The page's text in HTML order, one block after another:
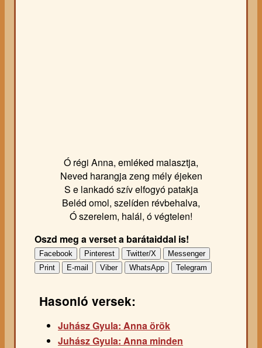
Ó régi Anna, emléked malasztja,
Neved harangja zeng mély éjeken
S e lankadó szív elfogyó patakja
Beléd omol, szelíden révbehalva,
Ó szerelem, halál, ó végtelen!
Oszd meg a verset a barátaiddal is!
Facebook Pinterest Twitter/X
Messenger
Print
E-mail Viber WhatsApp Telegram
Hasonló versek:
Juhász Gyula: Anna örök
Juhász Gyula: Anna minden